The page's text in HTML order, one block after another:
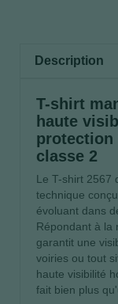
Description
T-shirt
haute
protection
classe 2
Le T-shirt 2567
technique
évoluant dans
Répondant à la
garantit une
voiries ou tout
haute visibilité
fait bien plus